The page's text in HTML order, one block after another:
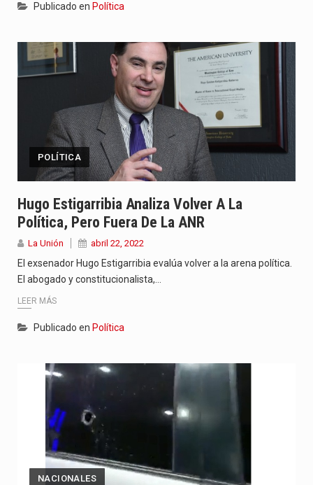
Publicado en Política
POLÍTICA
Hugo Estigarribia Analiza Volver A La
Política, Pero Fuera De La ANR
La Unión abril 22, 2022
El exsenador Hugo Estigarribia evalúa volver a la arena política.
El abogado y constitucionalista,…
LEER MÁS
Publicado en Política
NACIONALES